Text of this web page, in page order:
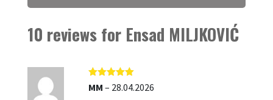
10 reviews for Ensad MILJKOVIĆ
Ocjenjeno5
od 5
MM – 28.04.2026